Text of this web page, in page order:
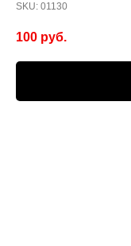
SKU: 01130
100 руб.